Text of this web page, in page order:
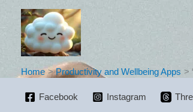
content
Home Productivity and Wellbeing Apps
Facebook Instagram